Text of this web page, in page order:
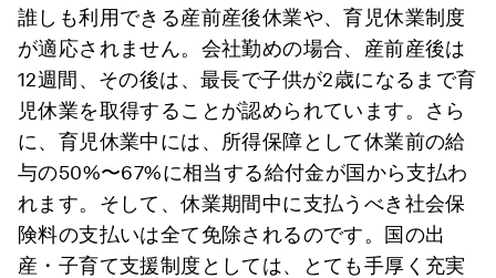
誰しも利用できる産前産後休業や、育児休業制度
が適応されません。会社勤めの場合、産前産後は
12週間、その後は、最長で子供が2歳になるまで育
児休業を取得することが認められています。さら
に、育児休業中には、所得保障として休業前の給
与の50%〜67%に相当する給付金が国から支払わ
れます。そして、休業期間中に支払うべき社会保
険料の支払いは全て免除されるのです。国の出
産・子育て支援制度としては、とても手厚く充実